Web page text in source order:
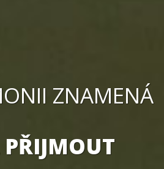
ZNAMENÁ